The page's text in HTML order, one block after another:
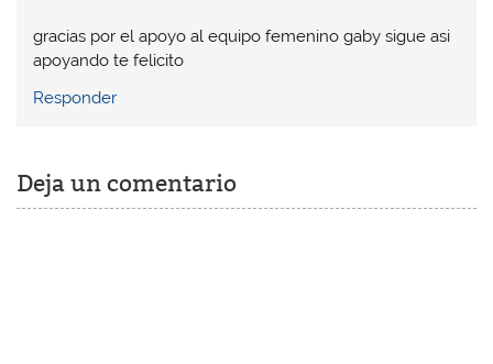
gracias por el apoyo al equipo femenino gaby sigue asi
apoyando te felicito
Responder
Deja un comentario